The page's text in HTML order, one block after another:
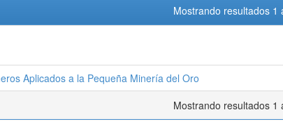
Mostrando resultados 1
Aplicados a la Pequeña Minería del Oro
Mostrando resultados 1